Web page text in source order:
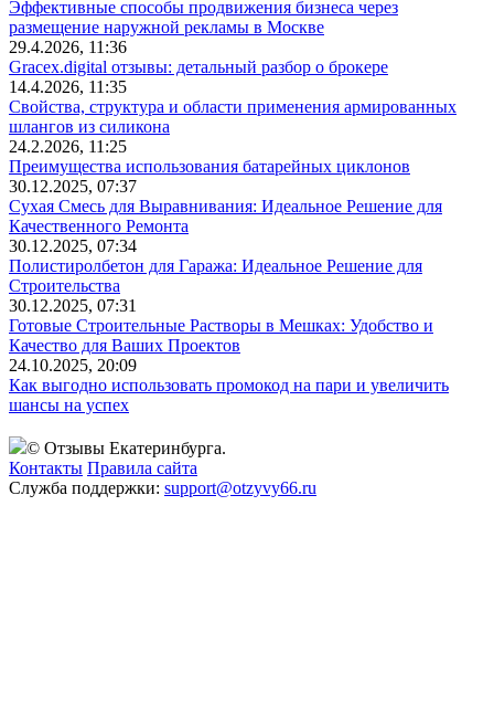
Эффективные способы продвижения бизнеса через
размещение наружной рекламы в Москве
29.4.2026, 11:36
Gracex.digital отзывы: детальный разбор о брокере
14.4.2026, 11:35
Свойства, структура и области применения армированных
шлангов из силикона
24.2.2026, 11:25
Преимущества использования батарейных циклонов
30.12.2025, 07:37
Сухая Смесь для Выравнивания: Идеальное Решение для
Качественного Ремонта
30.12.2025, 07:34
Полистиролбетон для Гаража: Идеальное Решение для
Строительства
30.12.2025, 07:31
Готовые Строительные Растворы в Мешках: Удобство и
Качество для Ваших Проектов
24.10.2025, 20:09
Как выгодно использовать промокод на пари и увеличить
шансы на успех
© Отзывы Екатеринбурга.
Контакты Правила сайта
Служба поддержки: support@otzyvy66.ru